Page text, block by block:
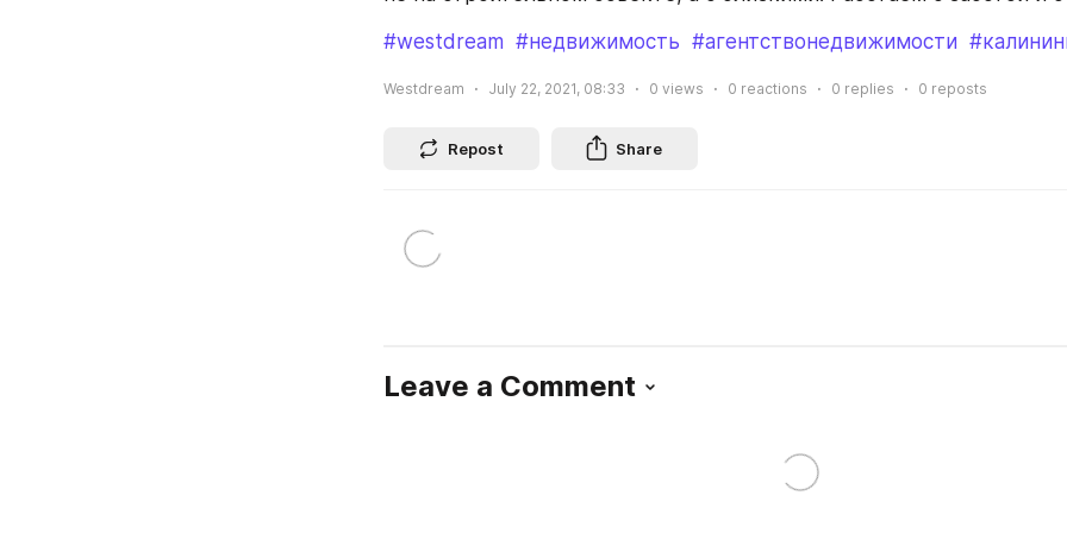
#westdream #недвижимость #агентствонедвижимости
Westdream July 22, 2021, 08:33 0 views 0 reactions 0 replies 0 reposts
Repost Share
Leave a Comment